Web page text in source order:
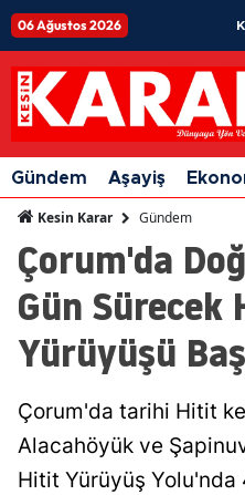
06 Ağustos 2026
Gündem Aşayiş
Kesin Karar Gündem
Çorum'da
Gün
Yürüyüşü
Çorum'da tarihi Hitit
Alacahöyük ve
Hitit Yürüyüş Yolu'nda